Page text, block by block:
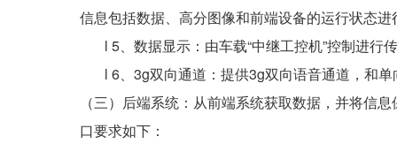
信息包括数据、高分图像和前端设备的运行状态
l 5、数据显示：由车载“中继工控机”控制进行
l 6、3g双向通道：提供3g双向语音通道，和单
（三）后端系统：从前端系统获取数据，并将信
口要求如下：